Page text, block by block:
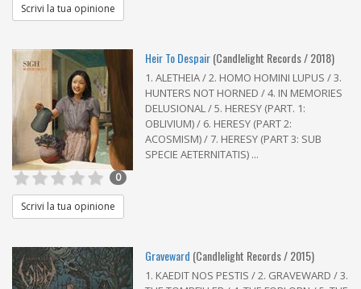
Scrivi la tua opinione
Heir To Despair(Candlelight Records / 2018)
1. ALETHEIA / 2. HOMO HOMINI LUPUS / 3.
HUNTERS NOT HORNED / 4. IN MEMORIES
DELUSIONAL / 5. HERESY (PART. 1:
OBLIVIUM) / 6. HERESY (PART 2:
ACOSMISM) / 7. HERESY (PART 3: SUB
SPECIE AETERNITATIS) ...
0
Scrivi la tua opinione
Graveward (Candlelight Records / 2015)
1. KAEDIT NOS PESTIS / 2. GRAVEWARD / 3.